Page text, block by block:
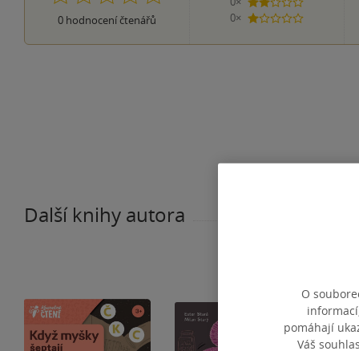
0 hodnocení čtenářů
2 hvězdičky
0×
1 hvezdička
Další knihy autora
O
pomáhají
Váš